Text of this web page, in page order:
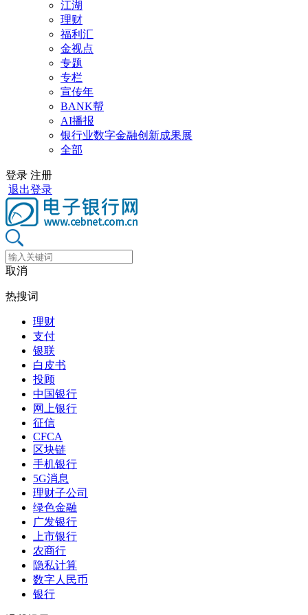
江湖
理财
福利汇
金视点
专题
专栏
宣传年
BANK帮
AI播报
银行业数字金融创新成果展
全部
登录 注册
退出登录
取消
热搜词
理财
支付
银联
白皮书
投顾
中国银行
网上银行
征信
CFCA
区块链
手机银行
5G消息
理财子公司
绿色金融
广发银行
上市银行
农商行
隐私计算
数字人民币
银行